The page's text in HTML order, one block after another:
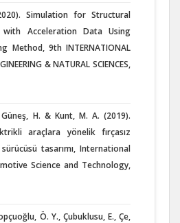
Simulation for Structural
Acceleration Data Using
Method, 9th INTERNATIONAL
& NATURAL SCIENCES,
H. & Kunt, M. A. (2019).
araçlara yönelik fırçasız
tasarımı, International
Science and Technology,
Ö. Y., Çubuklusu, E., Çe,